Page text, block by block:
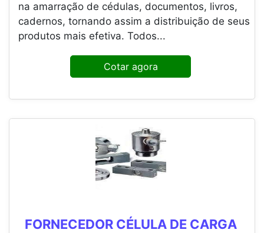
na amarração de cédulas, documentos, livros,
cadernos, tornando assim a distribuição de seus
produtos mais efetiva. Todos...
Cotar agora
FORNECEDOR CÉLULA DE CARGA